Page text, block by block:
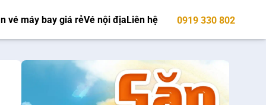
vé máy bay giá rẻVé nội địaLiên hệ 0919 330 802